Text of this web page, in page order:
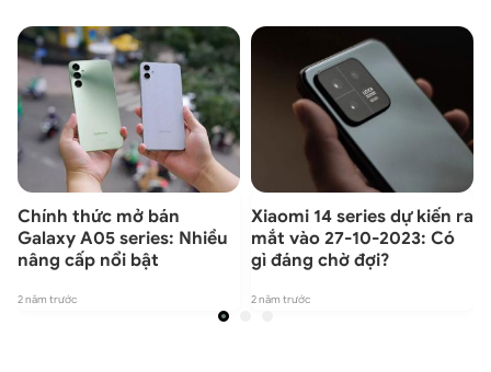
Chính thức mở bán
Galaxy A05 series: Nhiều
nâng cấp nổi bật
2 năm trước
Xiaomi 14 series dự kiến ra
mắt vào 27-10-2023: Có
gì đáng chờ đợi?
2 năm trước